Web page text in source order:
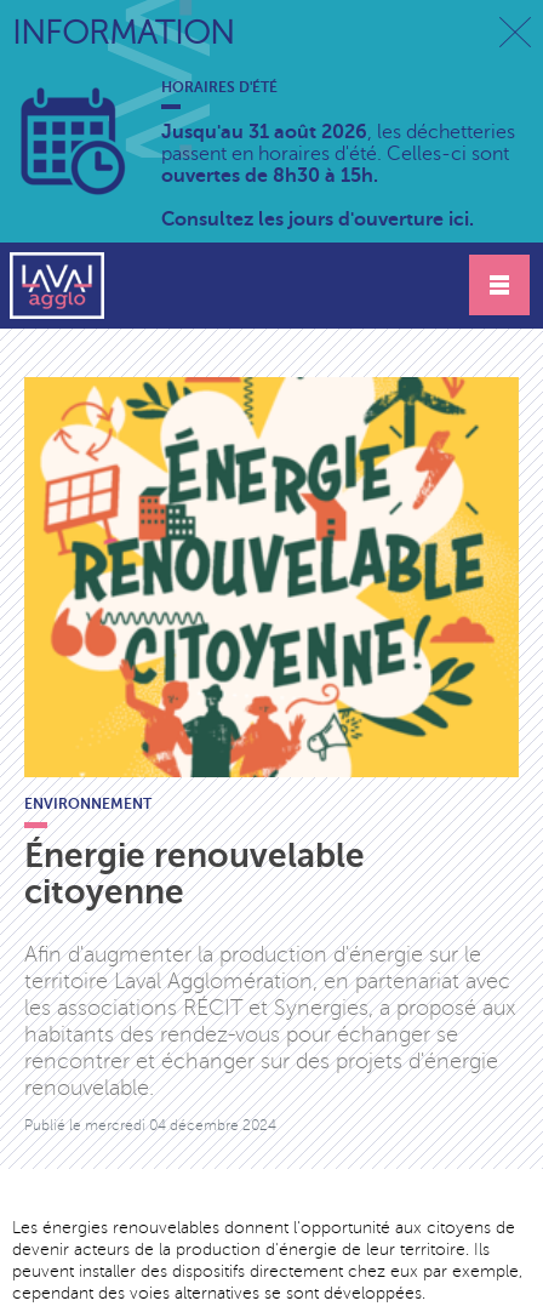
INFORMATION
HORAIRES D'ÉTÉ
Jusqu'au 31 août 2026, les déchetteries
passent en horaires d'été. Celles-ci sont
ouvertes de 8h30 à 15h.
Consultez les jours d'ouverture ici.
ENVIRONNEMENT
Énergie renouvelable
citoyenne
Afin d'augmenter la production d'énergie sur le
territoire Laval Agglomération, en partenariat avec
les associations RÉCIT et Synergies, a proposé aux
habitants des rendez-vous pour échanger se
rencontrer et échanger sur des projets d'énergie
renouvelable.
Publié lemercredi 04 décembre 2024
Les énergies renouvelables donnent l'opportunité aux citoyens de
devenir acteurs de la production d'énergie de leur territoire. Ils
peuvent installer des dispositifs directement chez eux par exemple,
cependant des voies alternatives se sont développées.